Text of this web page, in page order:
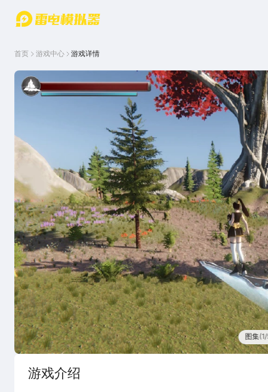
首页
游戏资
讯
云游戏
官方论
坛
WIKI
首页 游戏中心 游戏详情
图集
游戏介绍